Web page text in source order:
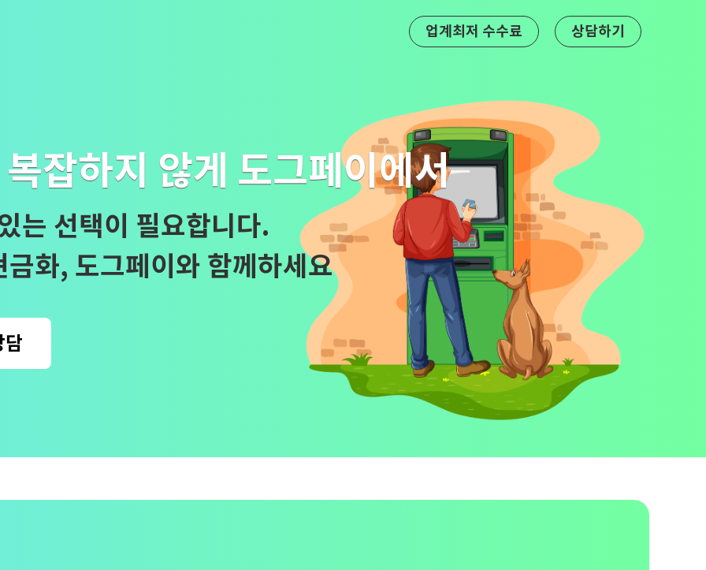
업계최저 수수료 상담하기
잡하지 않게 도그페이에서
는 선택이 필요합니다.
화, 도그페이와 함께하세요
담